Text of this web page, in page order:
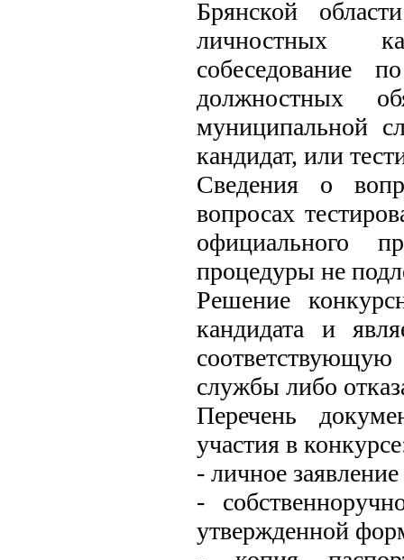
Брянской
личностных
собеседование
должностных
муниципальной
кандидат, или
Сведения о
вопросах
официального
процедуры не
Решение
кандидата и
службы либо
Перечень
участия в
- личное
-
утвержденной